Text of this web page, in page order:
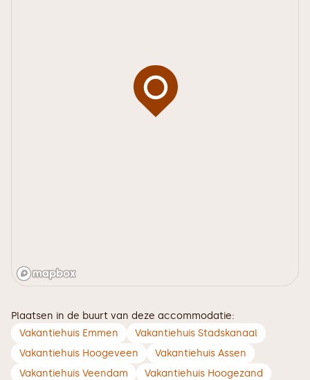
Plaatsen in de buurt van deze accommodatie:
Vakantiehuis Emmen
Vakantiehuis Stadskanaal
Vakantiehuis Hoogeveen
Vakantiehuis Assen
Vakantiehuis Veendam
Vakantiehuis Hoogezand